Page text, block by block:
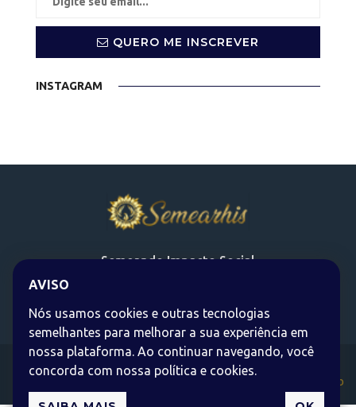
QUERO ME INSCREVER
INSTAGRAM
Semeando Impacto Social
Políticas de Privacidade|Código de Ética
© 2026 Semearhis é produzido por
Zen Agência Web
AVISO
Nós usamos cookies e outras tecnologias
semelhantes para melhorar a sua experiência em
nossa plataforma. Ao continuar navegando, você
concorda com nossa política e cookies.